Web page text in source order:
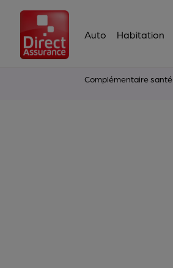
Auto Habitation
Complémentaire santé